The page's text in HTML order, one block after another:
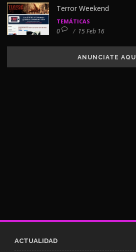
Terror Weekend
TEMÁTICAS
0 / 15 Feb 16
ANUNCIATE AQUÍ
ACTUALIDAD